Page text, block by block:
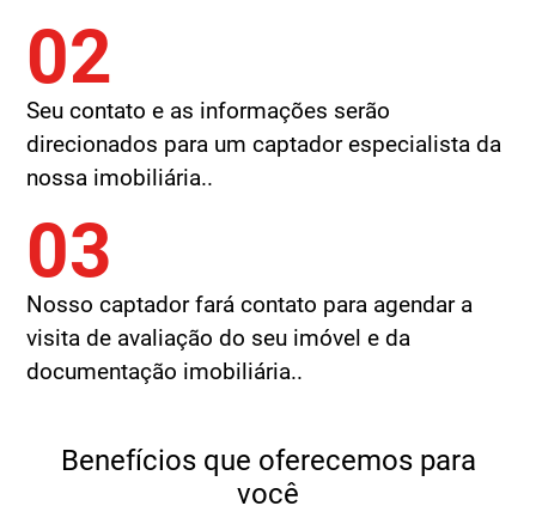
02
Seu contato e as informações serão
direcionados para um captador especialista da
nossa imobiliária..
03
Nosso captador fará contato para agendar a
visita de avaliação do seu imóvel e da
documentação imobiliária..
Benefícios que oferecemos para
você